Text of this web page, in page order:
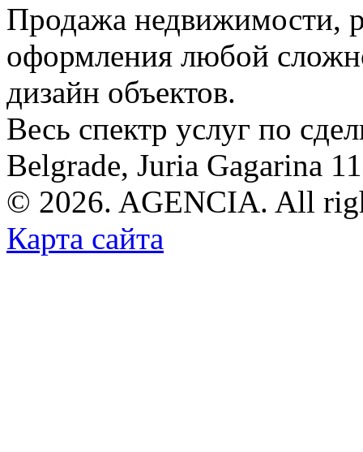
Продажа недвижимости,
оформления любой
дизайн объектов.
Весь спектр услуг по
Belgrade, Juria Gagarina
© 2026. AGENCIA. All
Карта сайта